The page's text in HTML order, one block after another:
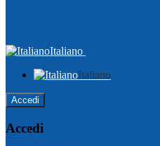
Italiano
Italiano
Accedi
Accedi